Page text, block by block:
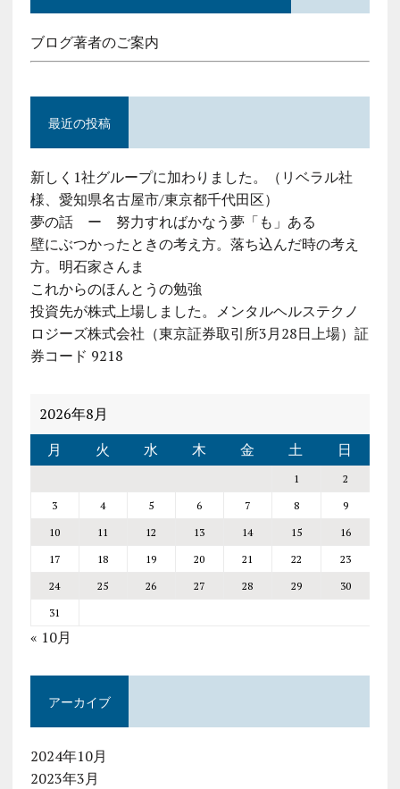
ブログ著者のご案内
最近の投稿
新しく1社グループに加わりました。（リベラル社
様、愛知県名古屋市/東京都千代田区）
夢の話 ー 努力すればかなう夢「も」ある
壁にぶつかったときの考え方。落ち込んだ時の考え
方。明石家さんま
これからのほんとうの勉強
投資先が株式上場しました。メンタルヘルステクノ
ロジーズ株式会社（東京証券取引所3月28日上場）証
券コード 9218
2026年8月
月
火 水 木 金 土 日
1
2
3
4 5 6 7 8
9
10
11 12 13 14 15
16
17
18 19 20 21 22
23
24
25 26 27 28 29
30
31
« 10月
アーカイブ
2024年10月
2023年3月